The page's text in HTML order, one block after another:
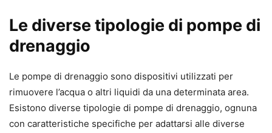
Le diverse tipologie di pompe di
drenaggio
Le pompe di drenaggio sono dispositivi utilizzati per
rimuovere l’acqua o altri liquidi da una determinata area.
Esistono diverse tipologie di pompe di drenaggio, ognuna
con caratteristiche specifiche per adattarsi alle diverse